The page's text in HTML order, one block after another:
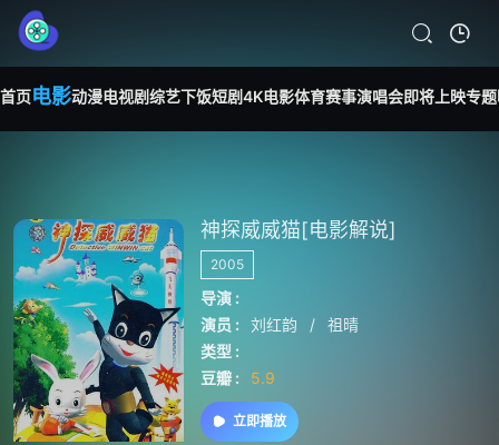
首页电影动漫电视剧综艺下饭短剧4K电影体育赛事演唱会即将上映专题
神探威威猫[电影解说]
2005
导演 :
演员 :
刘红韵 /
祖晴
类型 :
豆瓣 :
5.9
立即播放